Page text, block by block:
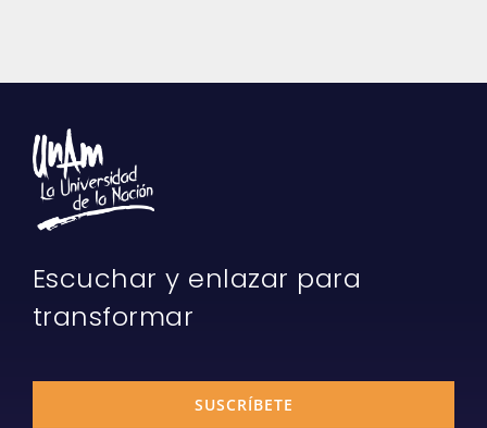
Escuchar y enlazar para
transformar
SUSCRÍBETE